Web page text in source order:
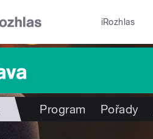
iRozhlas
Program Pořady